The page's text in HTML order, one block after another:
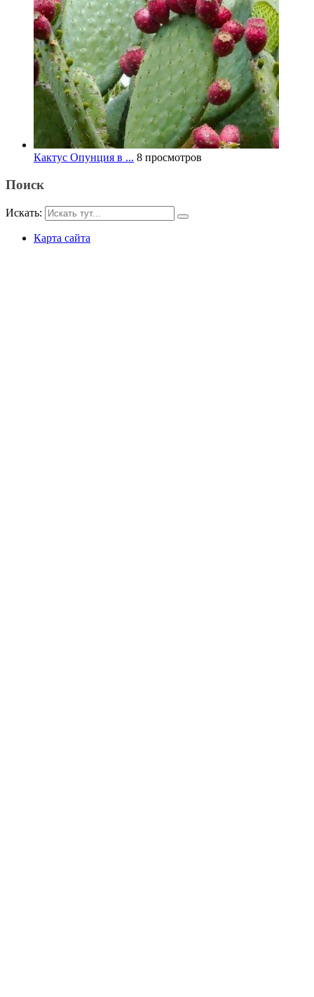
Кактус Опунция в ... 8 просмотров
Поиск
Искать:
Карта сайта